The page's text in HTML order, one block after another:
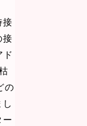
接
接
ド
の
ー